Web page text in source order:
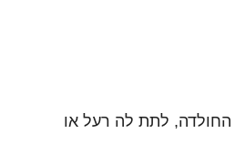
החולדה, לתת לה רעל או